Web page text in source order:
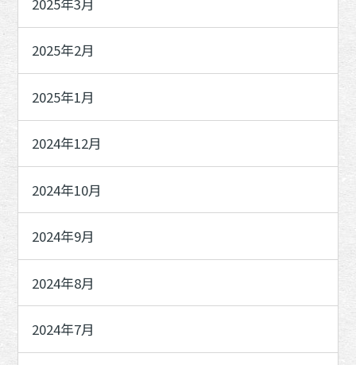
2025年3月
2025年2月
2025年1月
2024年12月
2024年10月
2024年9月
2024年8月
2024年7月